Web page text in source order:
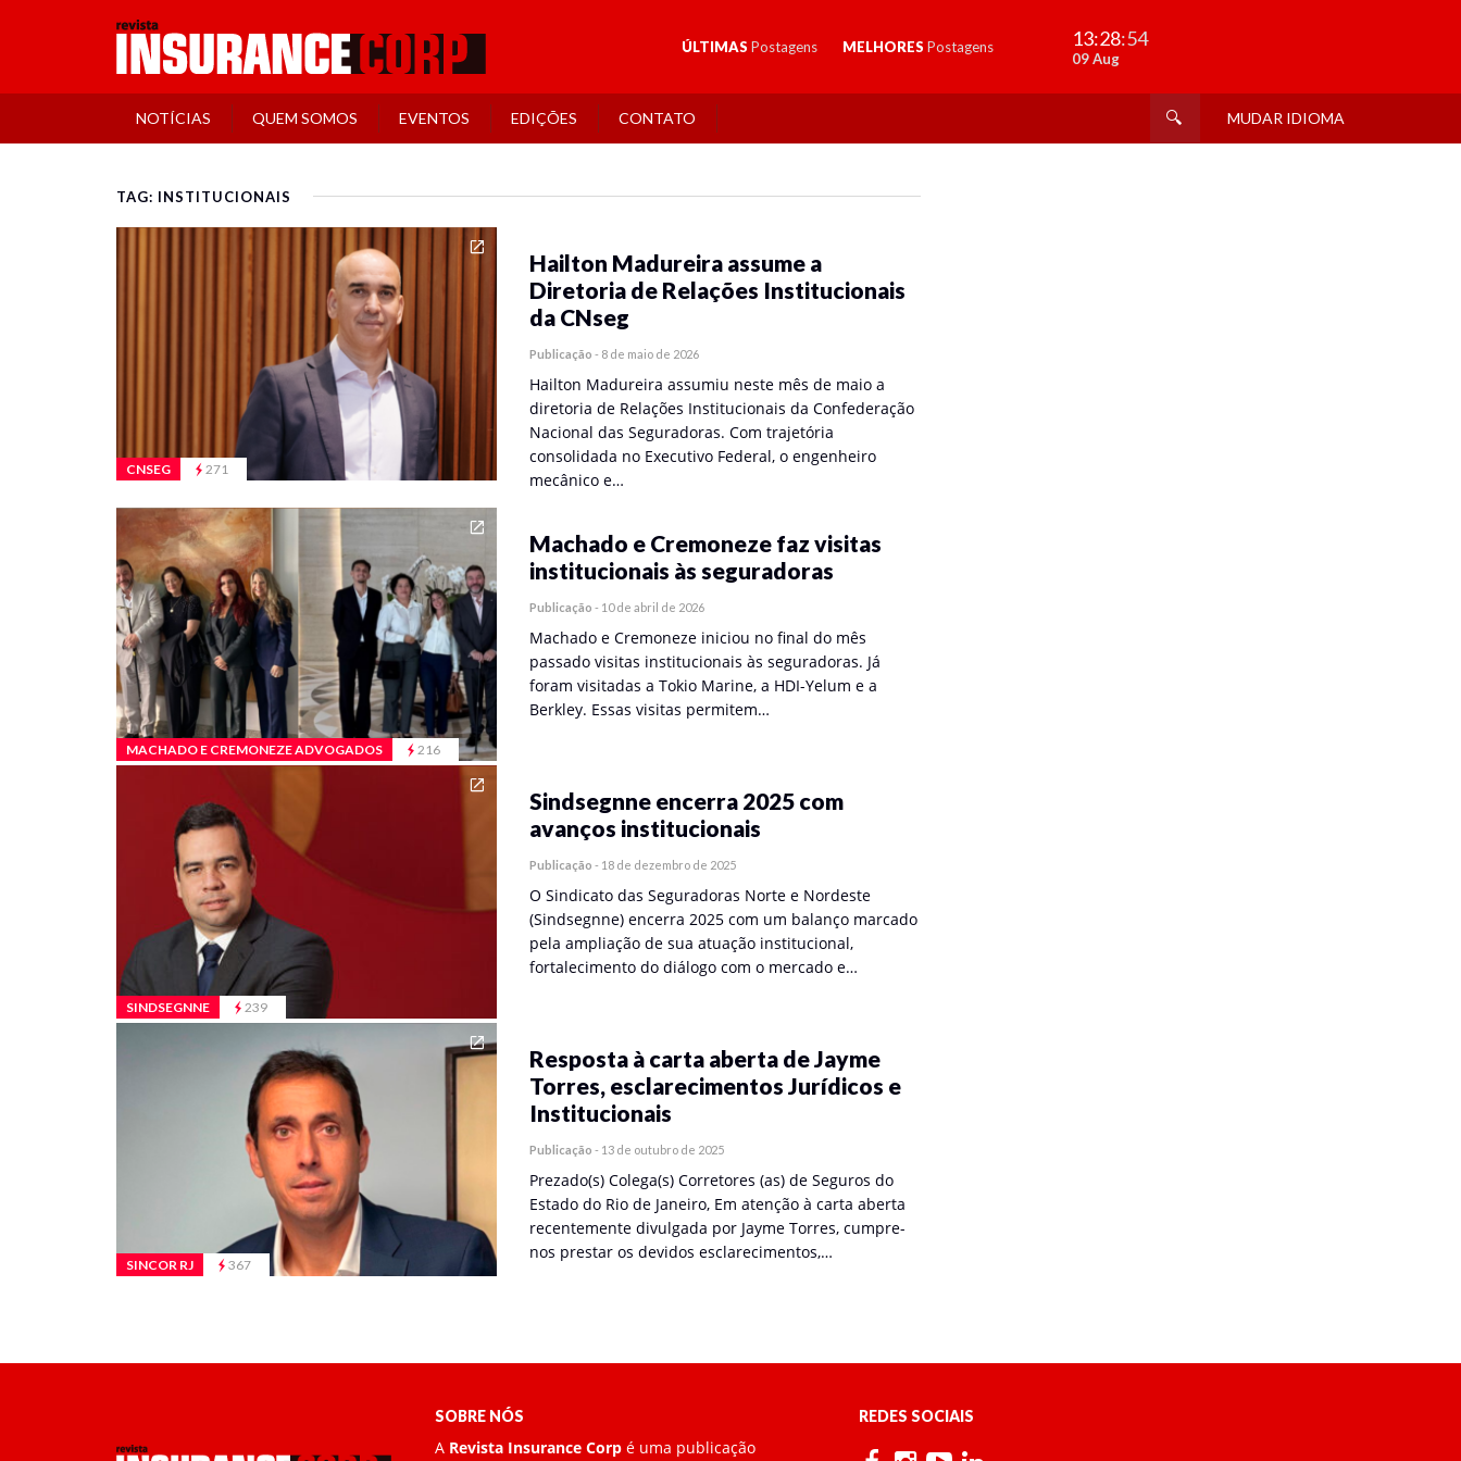
ÚLTIMAS Postagens MELHORES Postagens 13:28:54
09 Aug
NOTÍCIAS QUEM SOMOS EVENTOS EDIÇÕES CONTATO MUDAR IDIOMA
TAG: INSTITUCIONAIS
CNSEG 271
Hailton Madureira assume a
Diretoria de Relações Institucionais
da CNseg
Publicação - 8 de maio de 2026
Hailton Madureira assumiu neste mês de maio a
diretoria de Relações Institucionais da Confederação
Nacional das Seguradoras. Com trajetória
consolidada no Executivo Federal, o engenheiro
mecânico e…
MACHADO E CREMONEZE ADVOGADOS 216
Machado e Cremoneze faz visitas
institucionais às seguradoras
Publicação - 10 de abril de 2026
Machado e Cremoneze iniciou no final do mês
passado visitas institucionais às seguradoras. Já
foram visitadas a Tokio Marine, a HDI-Yelum e a
Berkley. Essas visitas permitem…
SINDSEGNNE 239
Sindsegnne encerra 2025 com
avanços institucionais
Publicação - 18 de dezembro de 2025
O Sindicato das Seguradoras Norte e Nordeste
(Sindsegnne) encerra 2025 com um balanço marcado
pela ampliação de sua atuação institucional,
fortalecimento do diálogo com o mercado e…
SINCOR RJ 367
Resposta à carta aberta de Jayme
Torres, esclarecimentos Jurídicos e
Institucionais
Publicação - 13 de outubro de 2025
Prezado(s) Colega(s) Corretores (as) de Seguros do
Estado do Rio de Janeiro, Em atenção à carta aberta
recentemente divulgada por Jayme Torres, cumpre-
nos prestar os devidos esclarecimentos,…
SOBRE NÓS
A Revista Insurance Corpé uma publicação
REDES SOCIAIS